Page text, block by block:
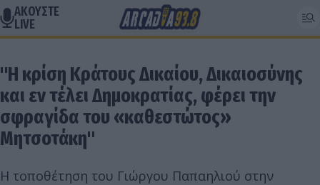
ΑΚΟΥΣΤΕ
LIVE
"Η κρίση Κράτους Δικαίου, Δικαιοσύνης
και εν τέλει Δημοκρατίας, φέρει την
σφραγίδα του «καθεστώτος»
Μητσοτάκη"
Η τοποθέτηση του Γιώργου Παπαηλιού στην